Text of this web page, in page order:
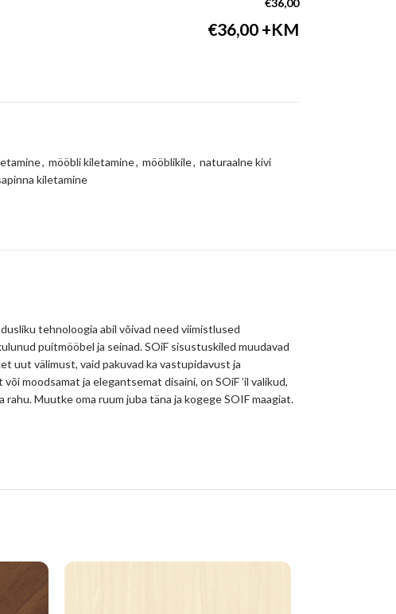
€36,00
€36,00
, mööbli kiletamine, mööblikile, naturaalne kivi
kiletamine
tehnoloogia abil võivad need viimistlused
puitmööbel ja seinad. SOiF sisustuskiled muudavad
uut välimust, vaid pakuvad ka vastupidavust ja
moodsamat ja elegantsemat disaini, on SOiF ’il valikud,
Muutke oma ruum juba täna ja kogege SOIF maagiat.